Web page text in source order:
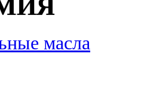
масла